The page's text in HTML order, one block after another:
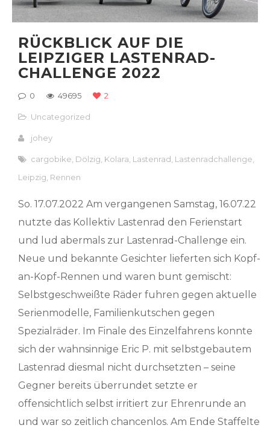
RÜCKBLICK AUF DIE
LEIPZIGER LASTENRAD-
CHALLENGE 2022
0 49695 2
Uncategorized
johey
cargobike Dölzig Kolara Lastenrad Lastenradchallenge
Leipzig Rennen
So. 17.07.2022 Am vergangenen Samstag, 16.07.22
nutzte das Kollektiv Lastenrad den Ferienstart
und lud abermals zur Lastenrad-Challenge ein.
Neue und bekannte Gesichter lieferten sich Kopf-
an-Kopf-Rennen und waren bunt gemischt:
Selbstgeschweißte Räder fuhren gegen aktuelle
Serienmodelle, Familienkutschen gegen
Spezialräder. Im Finale des Einzelfahrens konnte
sich der wahnsinnige Eric P. mit selbstgebautem
Lastenrad diesmal nicht durchsetzten – seine
Gegner bereits überrundet setzte er
offensichtlich selbst irritiert zur Ehrenrunde an
und war so zeitlich chancenlos. Am Ende Staffelte